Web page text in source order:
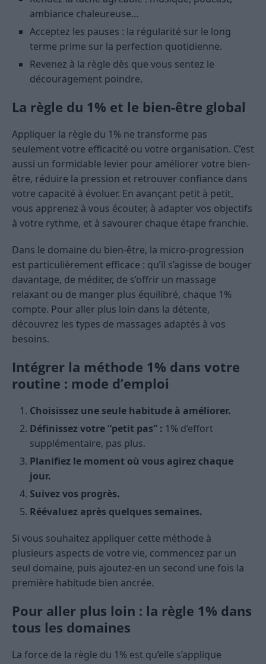
ambiance chaleureuse…
Acceptez les pauses : la régularité sur le long
terme prime sur la perfection quotidienne.
Revenez à la règle dès que vous sentez le
découragement poindre.
La règle du 1% et le bien-être global
Appliquer la règle du 1% ne transforme pas
seulement votre efficacité ou votre organisation. C’est
aussi un formidable levier pour améliorer votre bien-
être, réduire la pression et retrouver confiance dans
votre capacité à évoluer. En avançant petit à petit,
vous apprenez à vous écouter, à adapter vos objectifs
à votre rythme, et à savourer chaque étape franchie.
Dans le domaine du bien-être, la micro-progression
est particulièrement efficace : qu’il s’agisse de bouger
davantage, de méditer, de s’offrir un massage
relaxant ou de manger plus équilibré, chaque 1%
compte. Pour aller plus loin dans la détente,
découvrez les types de massages adaptés à vos
besoins.
Intégrer la méthode 1% dans votre
routine : mode d’emploi
Choisissez une seule habitude à améliorer.
Définissez votre “petit pas” : 1% d’effort
supplémentaire, pas plus.
Planifiez le moment où vous agirez chaque
jour.
Suivez vos progrès.
Réévaluez après quelques semaines.
Si vous souhaitez appliquer cette méthode à
plusieurs aspects de votre vie, commencez par un
seul domaine, puis ajoutez-en un second une fois la
première habitude bien ancrée.
Pour aller plus loin : la règle 1% dans
tous les domaines
La force de la règle du 1% est qu’elle s’applique